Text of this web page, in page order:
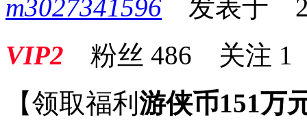
m3027341596 发表于
VIP2 粉丝 486 关注 1
【领取福利 游侠币151万